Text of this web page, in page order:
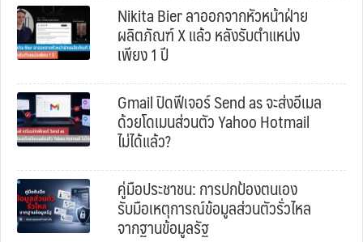
Nikita Bier ลาออกจากหัวหน้าฝ่าย
ผลิตภัณฑ์ X แล้ว หลังรับตำแหน่ง
เพียง 1 ปี
Gmail ปิดฟีเจอร์ Send as จะส่งอีเมล
ด้วยโดเมนส่วนตัว Yahoo Hotmail
ไม่ได้แล้ว?
คู่มือประชาชน: การปกป้องตนเอง
รับมือเหตุการณ์ข้อมูลส่วนตัวรั่วไหล
จากฐานข้อมูลรัฐ